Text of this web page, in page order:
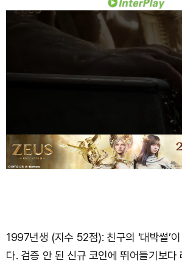
1997년생 (지수 52점): 친구의 ‘대박썰’
다. 검증 안 된 신규 코인에 뛰어들기보다